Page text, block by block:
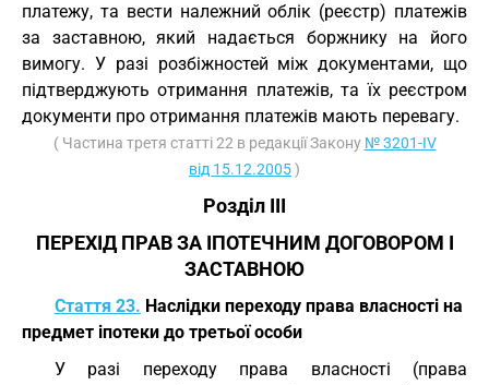
платежу, та вести належний облік (реєстр) платежів
за заставною, який надається боржнику на його
вимогу. У разі розбіжностей між документами, що
підтверджують отримання платежів, та їх реєстром
документи про отримання платежів мають перевагу.
( Частина третя статті 22 в редакції Закону № 3201-IV
від 15.12.2005)
Розділ III
ПЕРЕХІД ПРАВ ЗА ІПОТЕЧНИМ ДОГОВОРОМ І
ЗАСТАВНОЮ
Стаття 23. Наслідки переходу права власності на
предмет іпотеки до третьої особи
У разі переходу права власності (права